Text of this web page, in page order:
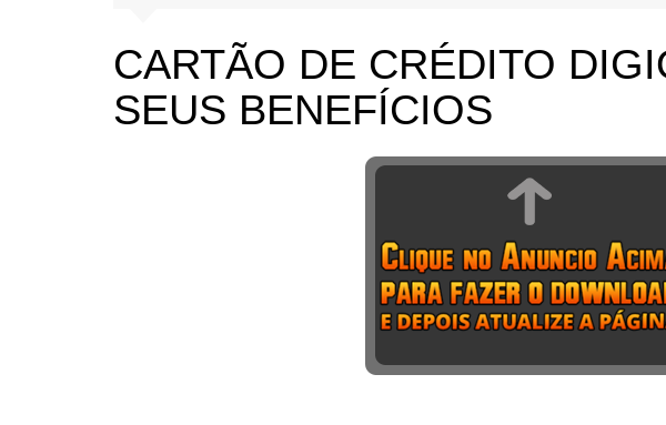
CARTÃO DE CRÉDITO
SEUS BENEFÍCIOS